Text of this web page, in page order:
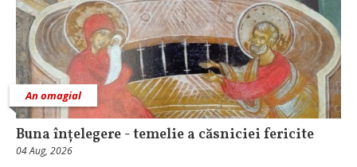
An omagial
Buna înțelegere - temelie a căsniciei fericite
04 Aug, 2026